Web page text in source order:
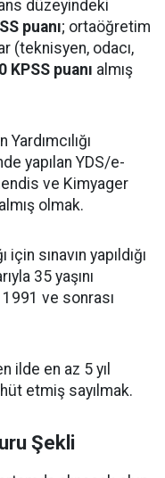
düzeyindeki
puanı; ortaöğretim
(teknisyen, odacı,
KPSS puanı almış
Yardımcılığı
yapılan YDS/e-
ve Kimyager
almış olmak.
için sınavın yapıldığı
35 yaşını
ve sonrası
ilde en az 5 yıl
etmiş sayılmak.
Şekli